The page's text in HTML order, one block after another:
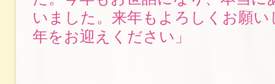
いました。来年もよろしくお願
年をお迎えください」